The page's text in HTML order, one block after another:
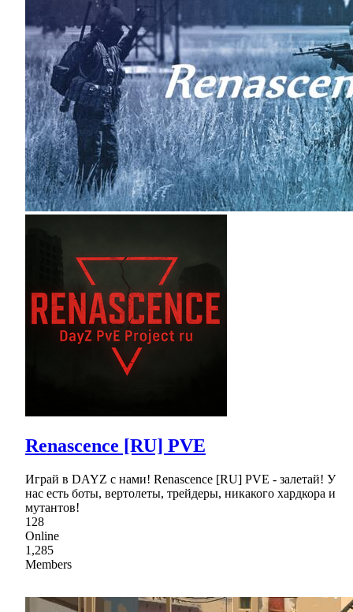
Renascence [RU] PVE
Играй в DAYZ с нами! Renascence [RU] PVE - залетай! У
нас есть боты, вертолеты, трейдеры, никакого хардкора и
мутантов!
128
Online
1,285
Members